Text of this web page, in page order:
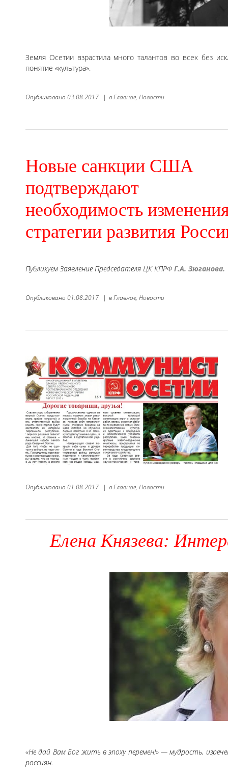
Земля Осетии взрастила много талантов во всех без
понятие «культура».
Опубликовано 03.08.2017 | вГлавное, Новости
Новые санкции США
подтверждают
необходимость
стратегии развития
Публикуем Заявление Председателя ЦК КПРФ Г.А. Зюганова.
Опубликовано 01.08.2017 | вГлавное, Новости
Опубликовано 01.08.2017 | вГлавное, Новости
Елена Князева:
«Не дай Вам Бог жить в эпоху перемен!» — мудрость,
россиян.